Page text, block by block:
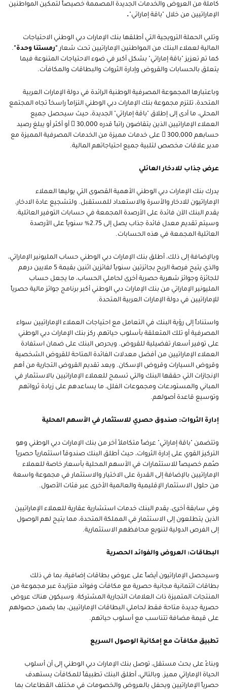
كاملة من العروض والخدمات الجديدة المصممة خصيصاً لتمكين المواطنين
الإماراتيين من خلال "باقة إماراتي" .
وتلبي الحملة الترويجية التي أطلقها بنك الإمارات دبي الوطني الاحتياجات
المالية لعملاء البنك من المواطنين الإماراتيين تحت شعار"رمستنا وحدة".
كما تم تعزيز "باقة إماراتي" بشكل أكبر في ضوء الاحتياجات المتنوعة فيما
يتعلق بالحسابات والقروض وإدارة الثروات والبطاقات والمكافآت.
وباعتبارها المجموعة المصرفية الوطنية الرائدة في دولة الإمارات العربية
المتحدة، تلتزم مجموعة بنك الإمارات دبي الوطني التزاماً راسخاً تجاه المجتمع
المحلي، ما أدى إلى إطلاق "باقة إماراتي" الجديدة، حيث سيحصل جميع
العملاء الإماراتيين الذين يتقاضون راتباً قدره 30,000  أو أكثر أو يبلغ رصيد
حسابهم 300,000  على خدمات مميزة من الخدمات المصرفية المميزة مع
مدير علاقات مخصص لتلبية جميع احتياجاتهم المالية.
عرض جذاب للادخار العائلي
يدرك بنك الإمارات دبي الوطني الأهمية القصوى التي يوليها العملاء
الإماراتيون للادخار والأسرة والاستعداد للمستقبل. ولتشجيع عادة الادخار،
يقدم البنك الآن فائدة على الأرصدة المجمعة في حسابات التوفير العائلية.
وسيتم تقديم معدل فائدة جذاب يصل إلى 2.75% سنوياً على الأرصدة
العائلية المجمعة في هذه الحسابات.
وبالإضافة إلى ذلك، أطلق بنك الإمارات دبي الوطني حساب المليونير الإماراتي،
والذي يتيح فرصة الربح بجائزتين سنوياً لفائزين اثنين بقيمة 5 ملايين درهم
للجائزة وجوائز شهرية حصرية أخرى لحاملي الحساب، ما يجعل حساب
المليونير الإماراتي من بنك الإمارات دبي الوطني أكبر برنامج جوائز مالية حصرياً
للإماراتيين في دولة الإمارات العربية المتحدة.
واستناداً إلى رؤية البنك في التعامل مع احتياجات العملاء الإماراتيين سواء
المصرفية أو تلك المتعلقة بأسلوب حياتهم، ركز بنك الإمارات دبي الوطني
على توفير أسعار تفضيلية للقروض. ويحرص البنك على ضمان استفادة
العملاء الإماراتيين من أفضل معدلات الفائدة المتاحة للقروض الشخصية
وقروض السيارات وقروض الإسكان. ويعد تقديم القروض التجارية من أهم
الإنجازات التي حققها البنك والتي تسمح للعملاء الإماراتيين بالاستثمار في
المباني والمستودعات ومجموعات الفلل، ما يساعدهم على زيادة ثرواتهم
وتوسيع قاعدة أصولهم.
إدارة الثروات: صندوق حصري للاستثمار في الأسهم المحلية
وتتضمن "باقة إماراتي" عرضاً متكاملاً آخر من بنك الإمارات دبي الوطني وهو
التركيز القوي على إدارة الثروات، حيث أطلق البنك صندوقاً استثمارياً حصرياً
صُمم خصيصاً للاستثمارات في الأسهم المحلية بأسعار خاصة للعملاء
الإماراتيين بالإضافة إلى القدرة على الاختيار والاستثمار في مجموعة واسعة
من حلول الاستثمار الإقليمية والعالمية الأخرى عبر فئات الأصول.
وفي سابقة أخرى، يقدم البنك خدمات استشارية عقارية للعملاء الإماراتيين
الذين يتطلعون إلى الاستثمار في المملكة المتحدة، مما يتيح لهم الوصول
إلى الفرص الدولية لتنويع محافظهم الاستثمارية.
البطاقات: العروض والفوائد الحصرية
وسيحصل الإماراتيون أيضاً على عروض بطاقات إضافية، بما في ذلك
بطاقات ائتمانية مجانية حصرية مع مكافآت وفوائد متزايدة عبر مجموعة من
المنتجات المتميزة ذات العلامات التجارية المشتركة. وسيكون هناك عروض
حصرية جديدة متاحة فقط لحاملي البطاقات الإماراتيين، بما يضمن حصولهم
على قيمة مضافة تتناسب مع أسلوب حياتهم.
تطبيق مكافآت مع إمكانية الوصول السريع
وبناءً على بحث مستقل، توصل بنك الإمارات دبي الوطني إلى أن أسلوب
الحياة الإماراتي مميز. وبالتالي، أطلق البنك تطبيقاً للمكافآت يستهدف
حصرياً الإماراتيين ويحفل بالعروض والخصومات في مختلف القطاعات بما